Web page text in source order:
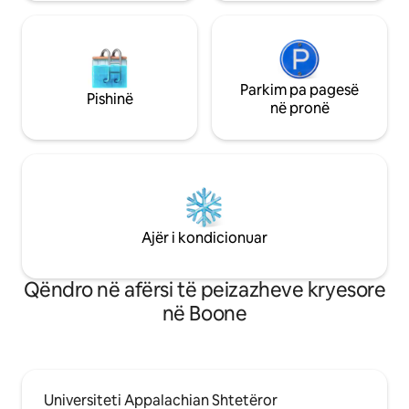
Pishinë
Parkim pa pagesë
në pronë
Ajër i kondicionuar
Qëndro në afërsi të peizazheve kryesore
në Boone
Universiteti Appalachian Shtetëror